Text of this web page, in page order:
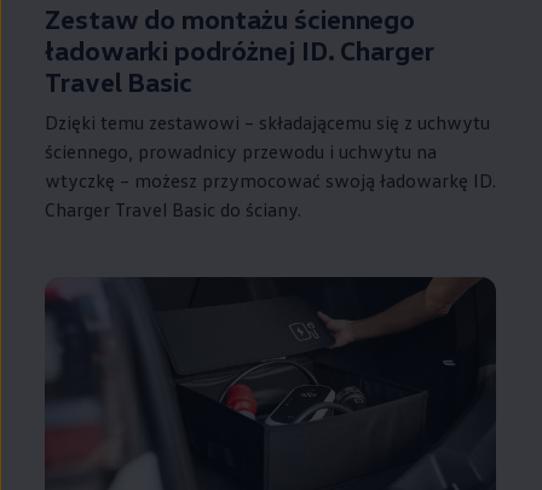
Zestaw do montażu ściennego
ładowarki podróżnej ID. Charger
Travel Basic
Dzięki temu zestawowi – składającemu się z uchwytu
ściennego, prowadnicy przewodu i uchwytu na
wtyczkę – możesz przymocować swoją ładowarkę ID.
Charger Travel Basic do ściany.